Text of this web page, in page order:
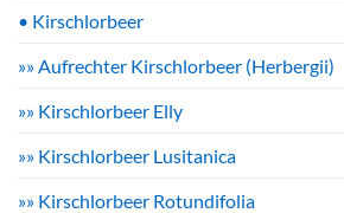
• Kirschlorbeer
»» Aufrechter Kirschlorbeer (Herbergii)
»» Kirschlorbeer Elly
»» Kirschlorbeer Lusitanica
»» Kirschlorbeer Rotundifolia